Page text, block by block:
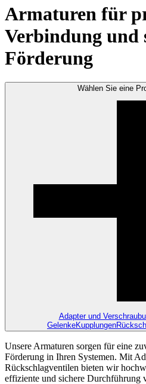
Armaturen für
Verbindung und
Förderung
Wählen Sie eine
Adapter und
GelenkeKupplungen
Unsere Armaturen sorgen für eine
Förderung in Ihren Systemen. Mit
Rückschlagventilen bieten wir
effiziente und sichere Durchführung